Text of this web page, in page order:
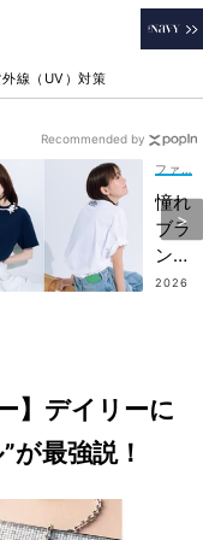
線（UV）対策
憧れ
ブラ
ンド
の
ツ】
2026
Recommended by
】デイリーに
が最強説！